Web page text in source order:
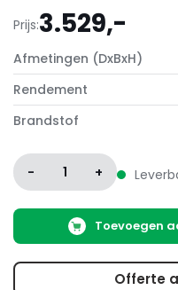
Prijs:3.529,-
Afmetingen (DxBxH)
Rendement
Brandstof
- 1 +
Toevoegen
Offerte